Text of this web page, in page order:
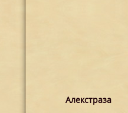
Алекстраза